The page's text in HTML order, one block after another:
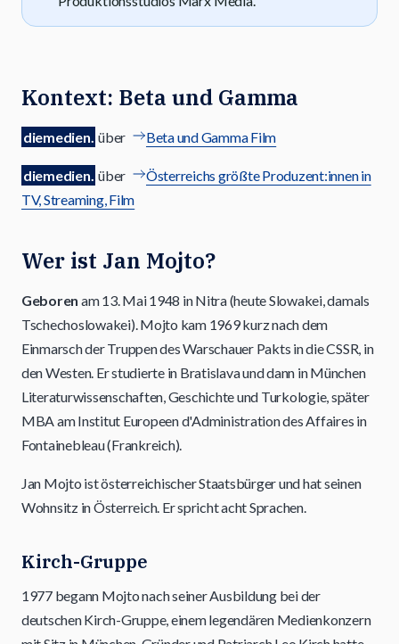
Kontext: Beta und Gamma
diemedien. über Beta und Gamma Film
diemedien. über
Österreichs größte Produzent:innen in
TV, Streaming, Film
Wer ist Jan Mojto?
Geboren am 13. Mai 1948 in Nitra (heute Slowakei, damals
Tschechoslowakei). Mojto kam 1969 kurz nach dem
Einmarsch der Truppen des Warschauer Pakts in die CSSR, in
den Westen. Er studierte in Bratislava und dann in München
Literaturwissenschaften, Geschichte und Turkologie, später
MBA am Institut Europeen d'Administration des Affaires in
Fontainebleau (Frankreich).
Jan Mojto ist österreichischer Staatsbürger und hat seinen
Wohnsitz in Österreich. Er spricht acht Sprachen.
Kirch-Gruppe
1977 begann Mojto nach seiner Ausbildung bei der
deutschen Kirch-Gruppe, einem legendären Medienkonzern